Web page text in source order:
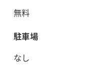
無料
駐車場
なし